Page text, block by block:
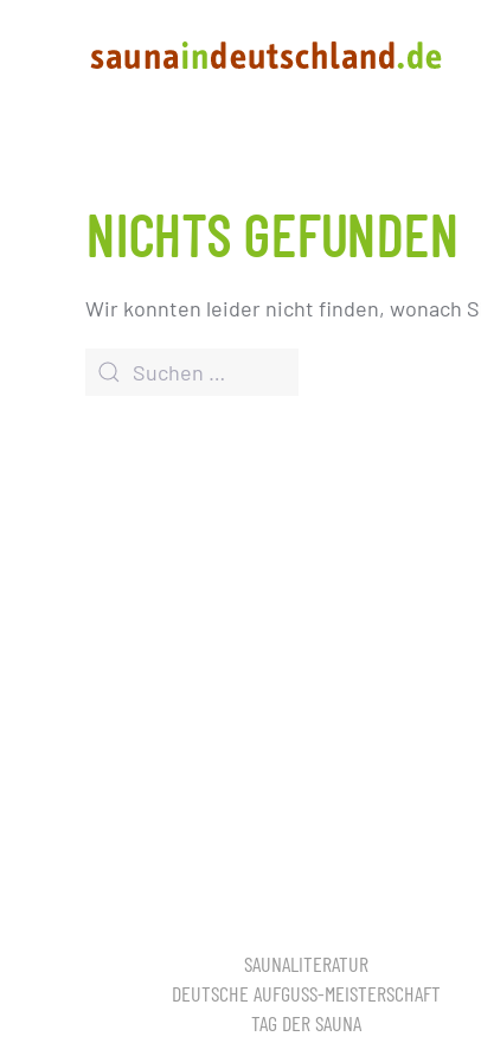
NICHTS GEFUNDEN
Wir konnten leider nicht finden, wonach
SAUNALITERATUR
DEUTSCHE AUFGUSS-MEISTERSCHAFT
TAG DER SAUNA